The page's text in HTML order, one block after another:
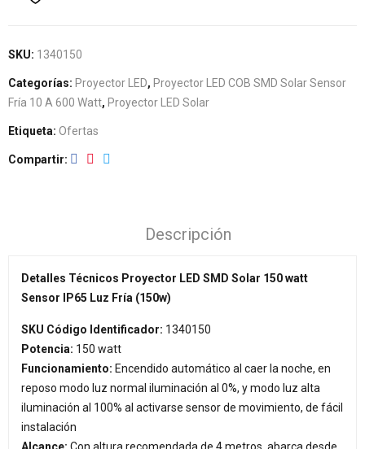
SKU: 1340150
Categorías: Proyector LED, Proyector LED COB SMD Solar Sensor
Fría 10 A 600 Watt, Proyector LED Solar
Etiqueta: Ofertas
Compartir
Descripción
Detalles Técnicos Proyector LED SMD Solar 150 watt
Sensor IP65 Luz Fría (150w)
SKU Código Identificador: 1340150
Potencia: 150 watt
Funcionamiento: Encendido automático al caer la noche, en
reposo modo luz normal iluminación al 0%, y modo luz alta
iluminación al 100% al activarse sensor de movimiento, de fácil
instalación